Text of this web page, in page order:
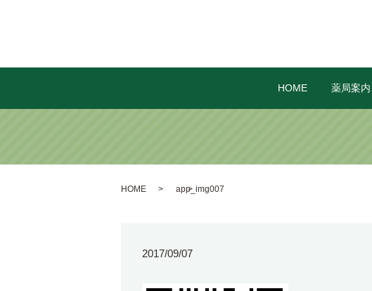
HOME 薬局案内
HOME app_img007
2017/09/07